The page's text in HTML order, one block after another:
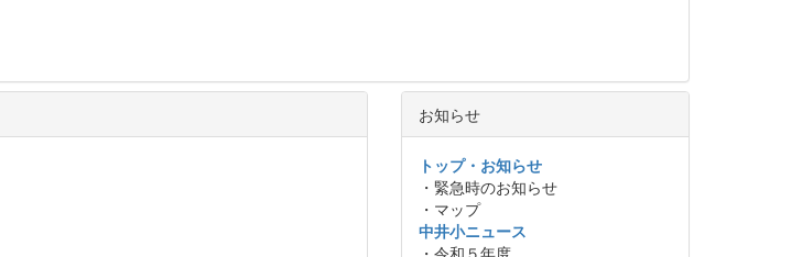
お知らせ
トップ・お知らせ
・緊急時のお知らせ
・マップ
中井小ニュース
・令和５年度